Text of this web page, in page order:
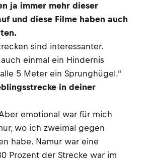
ja immer mehr dieser
und diese Filme haben auch
sind interessanter.
einmal ein Hindernis
5 Meter ein Sprunghügel."
in deiner
emotional war für mich
wo ich zweimal gegen
habe. Namur war eine
Prozent der Strecke war im